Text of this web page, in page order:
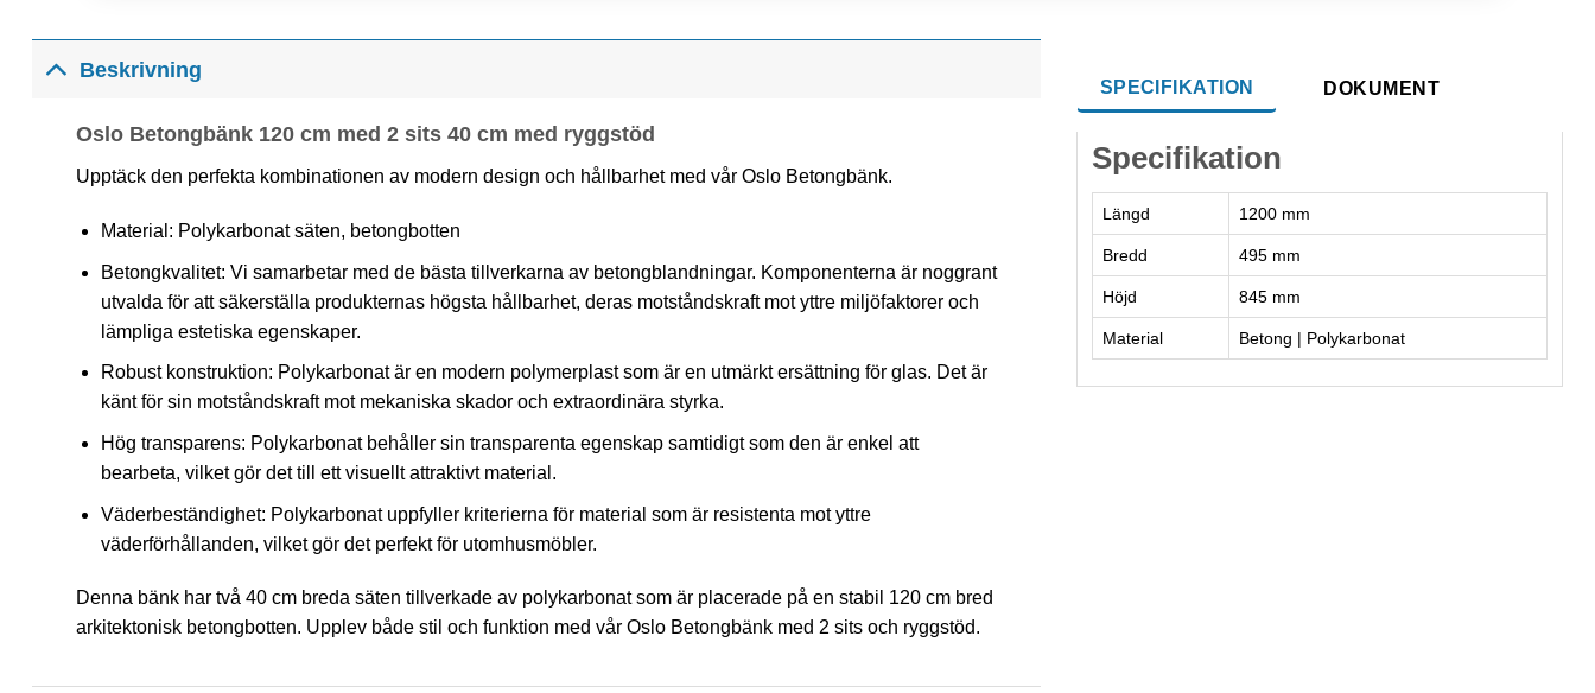
Beskrivning
Oslo Betongbänk 120 cm med 2 sits 40 cm med ryggstöd
Upptäck den perfekta kombinationen av modern design och hållbarhet med vår Oslo Betongbänk.
Material: Polykarbonat säten, betongbotten
Betongkvalitet: Vi samarbetar med de bästa tillverkarna av betongblandningar. Komponenterna är noggrant
utvalda för att säkerställa produkternas högsta hållbarhet, deras motståndskraft mot yttre miljöfaktorer och
lämpliga estetiska egenskaper.
Robust konstruktion: Polykarbonat är en modern polymerplast som är en utmärkt ersättning för glas. Det är
känt för sin motståndskraft mot mekaniska skador och extraordinära styrka.
Hög transparens: Polykarbonat behåller sin transparenta egenskap samtidigt som den är enkel att
bearbeta, vilket gör det till ett visuellt attraktivt material.
Väderbeständighet: Polykarbonat uppfyller kriterierna för material som är resistenta mot yttre
väderförhållanden, vilket gör det perfekt för utomhusmöbler.
Denna bänk har två 40 cm breda säten tillverkade av polykarbonat som är placerade på en stabil 120 cm bred
arkitektonisk betongbotten. Upplev både stil och funktion med vår Oslo Betongbänk med 2 sits och ryggstöd.
SPECIFIKATION DOKUMENT
Specifikation
Längd 1200 mm
Bredd 495 mm
Höjd 845 mm
Material Betong | Polykarbonat